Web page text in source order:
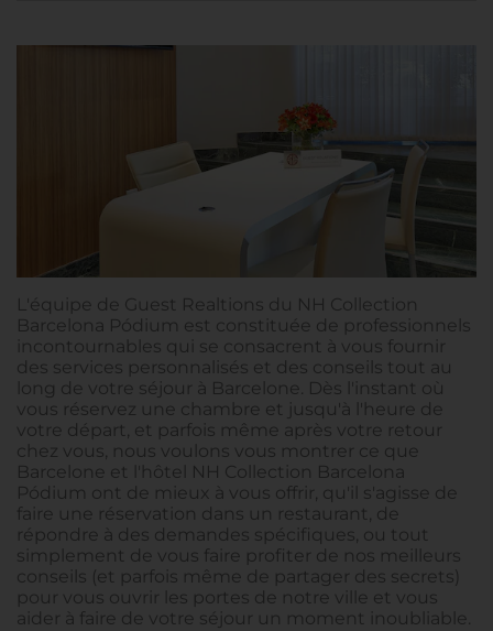
L'équipe de Guest Realtions du NH Collection
Barcelona Pódium est constituée de professionnels
incontournables qui se consacrent à vous fournir
des services personnalisés et des conseils tout au
long de votre séjour à Barcelone. Dès l'instant où
vous réservez une chambre et jusqu'à l'heure de
votre départ, et parfois même après votre retour
chez vous, nous voulons vous montrer ce que
Barcelone et l'hôtel NH Collection Barcelona
Pódium ont de mieux à vous offrir, qu'il s'agisse de
faire une réservation dans un restaurant, de
répondre à des demandes spécifiques, ou tout
simplement de vous faire profiter de nos meilleurs
conseils (et parfois même de partager des secrets)
pour vous ouvrir les portes de notre ville et vous
aider à faire de votre séjour un moment inoubliable.